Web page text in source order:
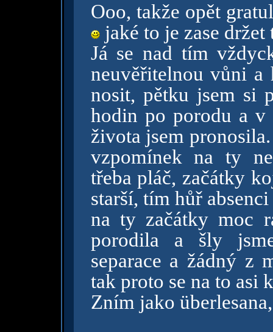
Ooo, takže opět
jaké to je zase
Já se nad tím
neuvěřitelnou vůni a
nosit, pětku jsem si
hodin po porodu a
života jsem
vzpomínek na ty
třeba pláč, začátky
starší, tím hůř
na ty začátky moc
porodila a šly
separace a žádný z
tak proto se na to asi
Zním jako